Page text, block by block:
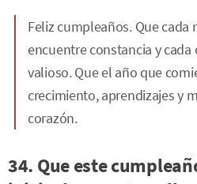
Feliz cumpleaños. Que
encuentre constancia y
valioso. Que el año que
crecimiento, aprendizajes y
corazón.
34. Que este